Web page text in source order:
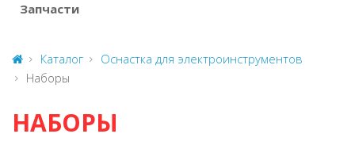
Запчасти
Каталог
Оснастка для электроинструментов
Наборы
НАБОРЫ